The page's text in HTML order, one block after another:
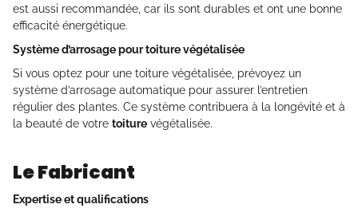
est aussi recommandée, car ils sont durables et ont une bonne
efficacité énergétique.
Système d’arrosage pour toiture végétalisée
Si vous optez pour une toiture végétalisée, prévoyez un
système d’arrosage automatique pour assurer l’entretien
régulier des plantes. Ce système contribuera à la longévité et à
la beauté de votre toiture végétalisée.
Le Fabricant
Expertise et qualifications